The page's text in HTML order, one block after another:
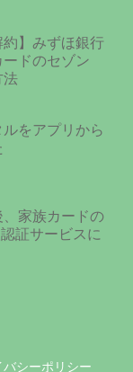
約】みずほ銀行
ドのセゾン
法
をアプリから
、家族カードの
証サービスに
バシーポリシー